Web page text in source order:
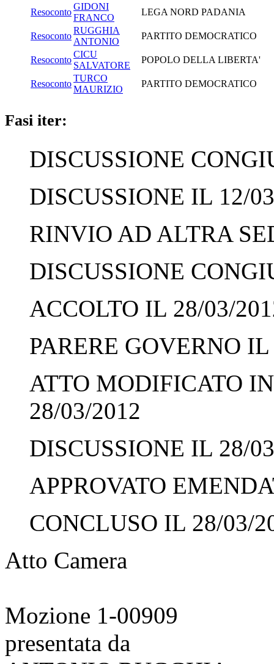
Resoconto
GIDONI
FRANCO
LEGA NORD PADANIA
Resoconto
RUGGHIA
ANTONIO
PARTITO DEMOCRATICO
Resoconto
CICU
SALVATORE
POPOLO DELLA LIBERTA'
Resoconto
TURCO
MAURIZIO
PARTITO DEMOCRATICO
Fasi iter:
DISCUSSIONE
DISCUSSIONE IL 12/
RINVIO AD ALTRA
DISCUSSIONE
ACCOLTO IL 28/03/
PARERE GOVERNO
ATTO MODIFICATO
28/03/2012
DISCUSSIONE IL 28/
APPROVATO
CONCLUSO IL 28/03/
Atto Camera
Mozione 1-00909
presentata da